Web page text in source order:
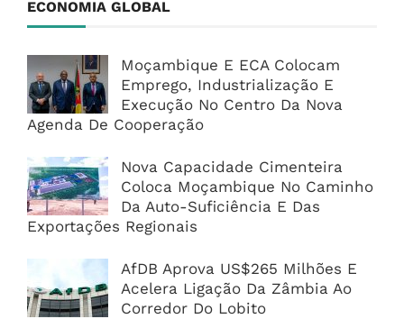
ECONOMIA GLOBAL
Moçambique E ECA Colocam
Emprego, Industrialização E
Execução No Centro Da Nova
Agenda De Cooperação
Nova Capacidade Cimenteira
Coloca Moçambique No Caminho
Da Auto-Suficiência E Das
Exportações Regionais
AfDB Aprova US$265 Milhões E
Acelera Ligação Da Zâmbia Ao
Corredor Do Lobito